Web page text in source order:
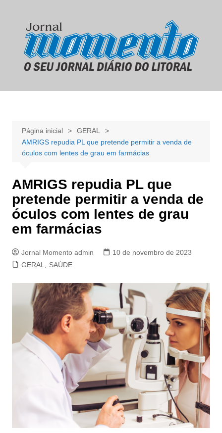
conteúdo
Página inicial
GERAL
AMRIGS repudia PL que pretende permitir a venda de
óculos com lentes de grau em farmácias
AMRIGS repudia PL que
pretende permitir a venda de
óculos com lentes de grau
em farmácias
Jornal Momento admin
10 de novembro de 2023
GERAL
SAÚDE